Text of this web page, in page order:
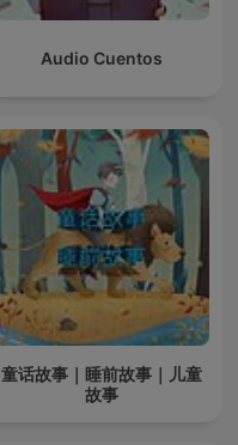
Audio Cuentos
童话故事｜睡前故事｜儿童
故事